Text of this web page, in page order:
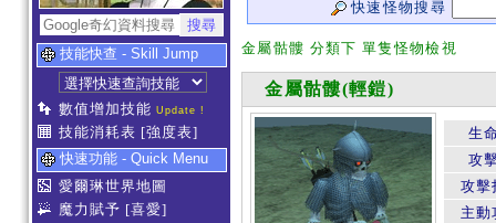
技能快查 - Skill Jump
數值增加技能 Update !
技能消耗表 [強度表]
快速功能 - Quick Menu
愛爾琳世界地圖
魔力賦予 [喜愛]
快速怪物搜尋
金屬骷髏 分類下 單隻怪物檢視
金屬骷髏(輕鎧)
生
攻
攻擊
主動